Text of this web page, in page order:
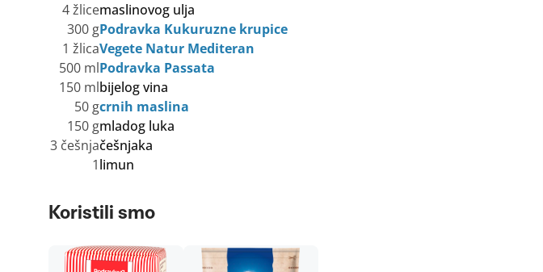
4 žlicemaslinovog ulja
300 gPodravka Kukuruzne krupice
1 žlicaVegete Natur Mediteran
500 mlPodravka Passata
150 mlbijelog vina
50 gcrnih maslina
150 gmladog luka
3 češnjačešnjaka
1limun
Koristili smo